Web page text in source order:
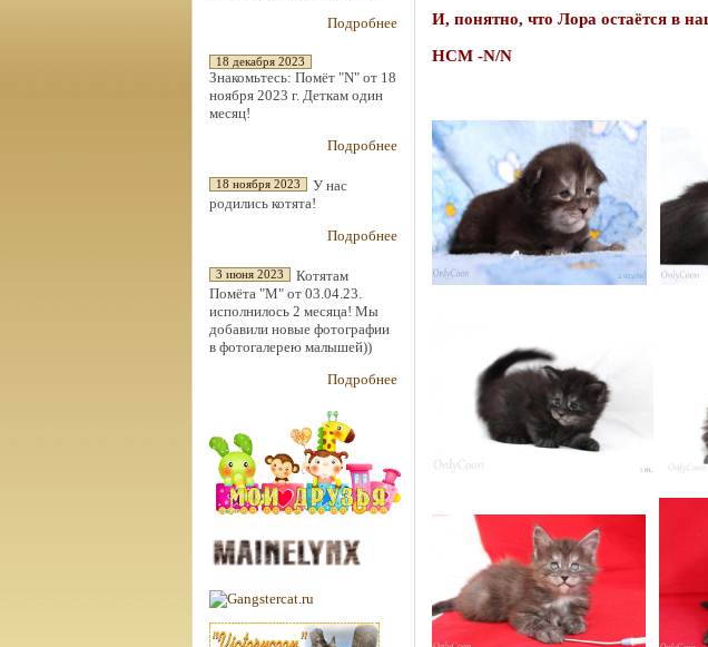
Подробнее
18 декабря 2023
Знакомьтесь: Помёт "N" от 18
ноября 2023 г. Деткам один
месяц!
Подробнее
18 ноября 2023
У нас
родились котята!
Подробнее
3 июня 2023
Котятам
Помёта "М" от 03.04.23.
исполнилось 2 месяца! Мы
добавили новые фотографии
в фотогалерею малышей))
Подробнее
И, понятно, что Лора остаётся в
НСМ -N/N